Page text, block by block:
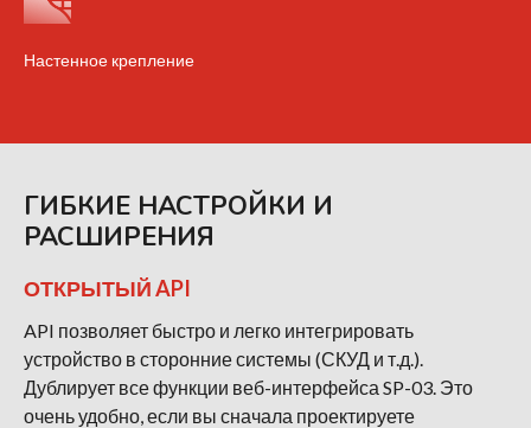
Настенное крепление
ГИБКИЕ НАСТРОЙКИ И
РАСШИРЕНИЯ
ОТКРЫТЫЙ API
API позволяет быстро и легко интегрировать
устройство в сторонние системы (СКУД и т.д.).
Дублирует все функции веб-интерфейса SP-03. Это
очень удобно, если вы сначала проектируете